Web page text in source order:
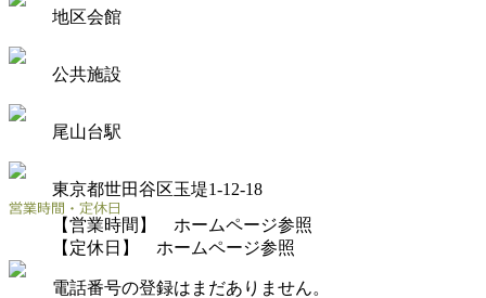
地区会館
公共施設
尾山台駅
東京都世田谷区玉堤1-12-18
【営業時間】 ホームページ参照
【定休日】 ホームページ参照
電話番号の登録はまだありません。